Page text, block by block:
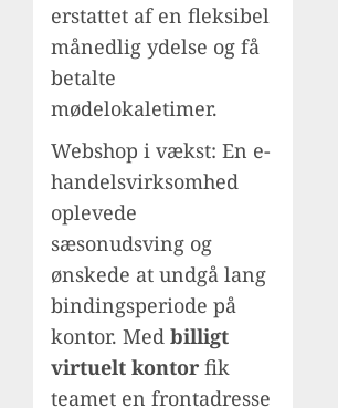
erstattet af en fleksibel
månedlig ydelse og få
betalte
mødelokaletimer.
Webshop i vækst: En e-
handelsvirksomhed
oplevede
sæsonudsving og
ønskede at undgå lang
bindingsperiode på
kontor. Med billigt
virtuelt kontor fik
teamet en frontadresse